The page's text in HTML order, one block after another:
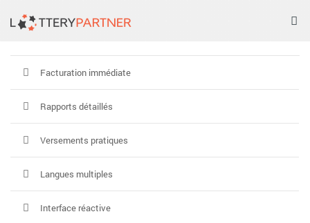
Facturation immédiate
Rapports détaillés
Versements pratiques
Langues multiples
Interface réactive